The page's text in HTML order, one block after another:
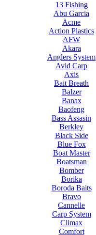
13 Fishing
Abu Garcia
Acme
Action Plastics
AFW
Akara
Anglers System
Avid Carp
Axis
Bait Breath
Balzer
Banax
Baofeng
Bass Assasin
Berkley
Black Side
Blue Fox
Boat Master
Boatsman
Bomber
Borika
Boroda Baits
Bravo
Cannelle
Carp System
Climax
Comfort